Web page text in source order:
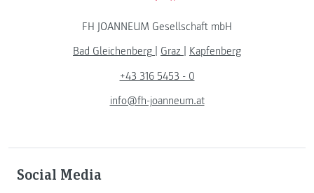
FH JOANNEUM Gesellschaft mbH
Bad Gleichenberg
Graz
Kapfenberg
+43 316 5453 - 0
info@fh-joanneum.at
Social Media